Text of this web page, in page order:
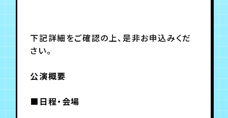
会員登録
下記詳細をご確認の上、是非お申込みくだ
さい。
公演概要
■日程・会場